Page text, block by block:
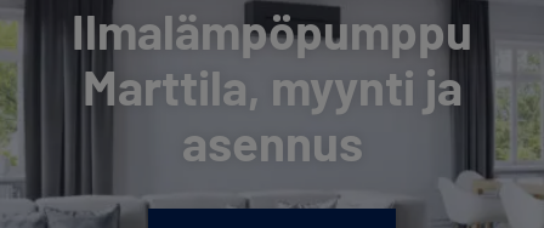
Ilmalämpöpumppu
Marttila, myynti ja
asennus